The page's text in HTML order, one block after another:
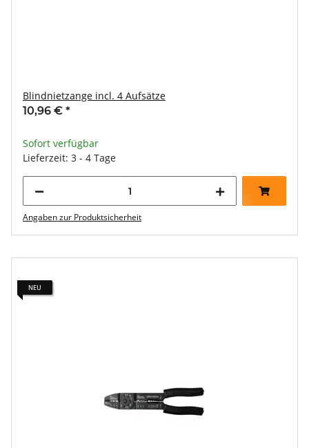
Blindnietzange incl. 4 Aufsätze
10,96 € *
Sofort verfügbar
Lieferzeit: 3 - 4 Tage
Angaben zur Produktsicherheit
NEU